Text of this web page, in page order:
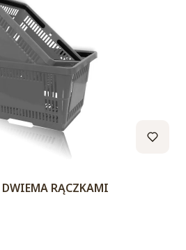
DWIEMA RĄCZKAMI